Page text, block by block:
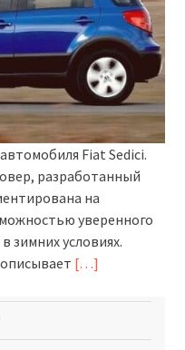
Fiat Sedici.
разработанный
на
уверенного
зимних условиях.
[…]